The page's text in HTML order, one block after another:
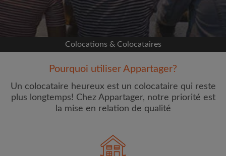
Nous ne publierons jamais sur votre page sans
votre accord
Loyer max par mois (€)
Colocations & Colocataires
Pourquoi utiliser Appartager?
Un colocataire heureux est un colocataire qui reste
plus longtemps! Chez Appartager, notre priorité est
la mise en relation de qualité